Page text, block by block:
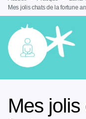
Mes jolis chats de la fortune
Mes